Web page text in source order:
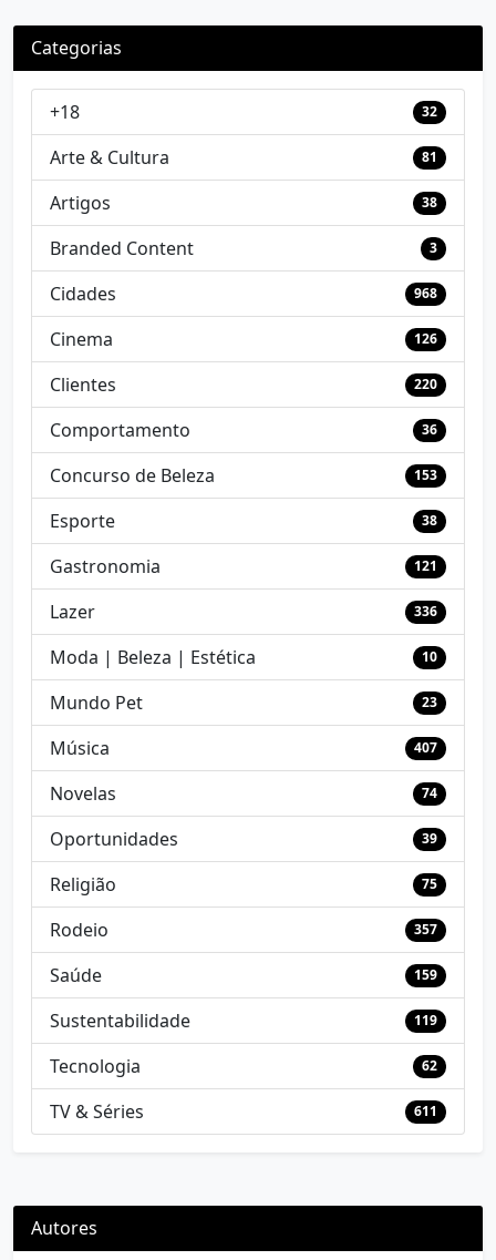
Categorias
+18 32
Arte & Cultura 81
Artigos 38
Branded Content 3
Cidades 968
Cinema 126
Clientes 220
Comportamento 36
Concurso de Beleza 153
Esporte 38
Gastronomia 121
Lazer 336
Moda | Beleza | Estética 10
Mundo Pet 23
Música 407
Novelas 74
Oportunidades 39
Religião 75
Rodeio 357
Saúde 159
Sustentabilidade 119
Tecnologia 62
TV & Séries 611
Autores